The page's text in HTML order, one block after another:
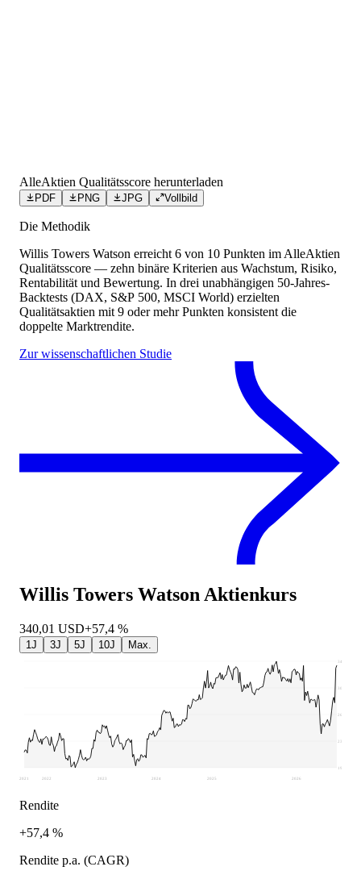
AlleAktien Qualitätsscore herunterladen
PDF PNG JPG Vollbild
Die Methodik
Willis Towers Watson erreicht 6 von 10 Punkten im AlleAktien
Qualitätsscore — zehn binäre Kriterien aus Wachstum, Risiko,
Rentabilität und Bewertung. In drei unabhängigen 50-Jahres-
Backtests (DAX, S&P 500, MSCI World) erzielten
Qualitätsaktien mit 9 oder mehr Punkten konsistent die
doppelte Marktrendite.
Zur wissenschaftlichen Studie
Willis Towers Watson Aktienkurs
340,01 USD+57,4 %
1J 3J 5J 10J Max.
193,72
231,73
269,75
307,77
345,78
2021 2022 2023 2024 2025 2026
Rendite
+57,4 %
Rendite p.a. (CAGR)